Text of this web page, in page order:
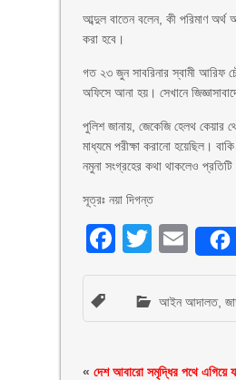
আব্দুল বাতেন বলেন, কী পরিমাণ অর্থ
করা হবে।
গত ২৩ জুন সাবরিনার স্বামী আরিফ
অফিসে আনা হয়। সেখানে
পুলিশ জানায়, জেকেজি হেলথ কেয়ার
মাধ্যমে পরীক্ষা করানো হয়েছিল।
নমুনা সংগ্রহের কথা থাকলেও
সূত্রঃ নয়া দিগন্ত
আইন আদালত,
«দেশ আবারো সমৃদ্ধির পথে এগিয়ে